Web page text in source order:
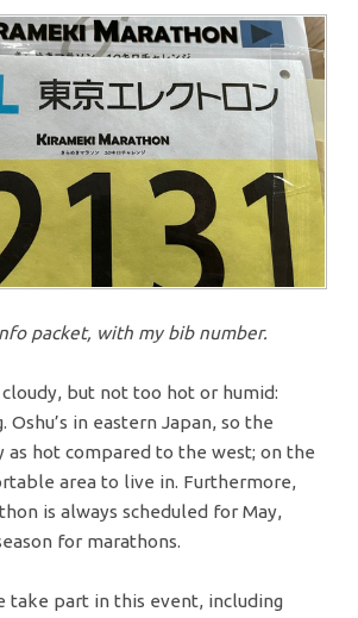
packet, with my bib number.
cloudy, but not too hot or humid:
in eastern Japan, so the
as hot compared to the west; on the
area to live in. Furthermore,
is always scheduled for May,
for marathons.
take part in this event, including